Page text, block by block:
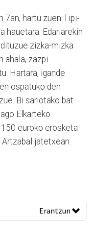
7an, hartu zuen Tipi-
hauetara. Edariarekin
zizka-mizka
ahala, zazpi
Hartara, igande
ospatuko den
Bi sariotako bat
Elkarteko
euroko erosketa
jatetxean.
Erantzun